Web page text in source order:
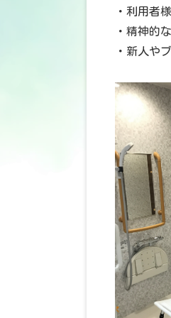
・利用者
・精神的
・新人や